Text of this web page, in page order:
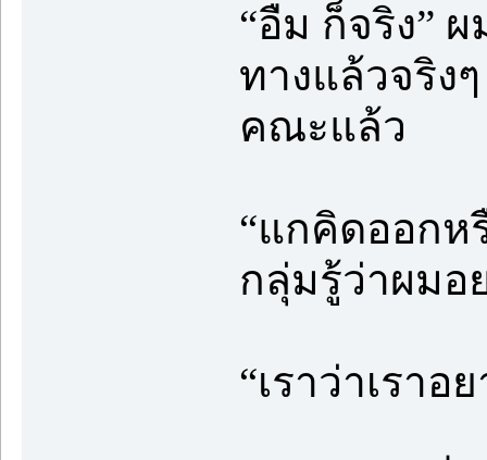
“อืม ก็จริง”
ทางแล้วจริง
คณะแล้ว
“แกคิดออกห
กลุ่มรู้ว่าผมอ
“เราว่าเราอ